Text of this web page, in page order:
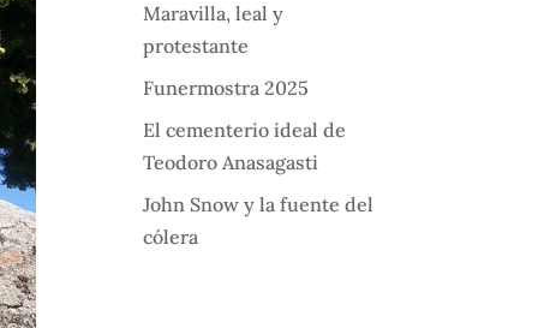
Maravilla, leal y
protestante
Funermostra 2025
El cementerio ideal de
Teodoro Anasagasti
John Snow y la fuente del
cólera